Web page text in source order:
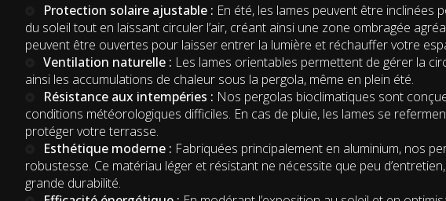
Protection solaire ajustable : En été, les lames peuvent être inclinées
du soleil tout en laissant circuler l’air, créant ainsi une zone ombragée
peuvent être ouvertes pour laisser entrer la lumière et réchauffer votre
Ventilation naturelle : Les lames orientables permettent de gérer la
ainsi les accumulations de chaleur sous la pergola, même en plein été.
Résistance aux intempéries : Nos pergolas bioclimatiques sont
conditions météorologiques difficiles. En cas de pluie, les lames se
protéger votre terrasse.
Esthétique moderne : Fabriquées principalement en aluminium, nos
robustesse. Ce matériau léger et résistant ne nécessite que peu
grande durabilité.